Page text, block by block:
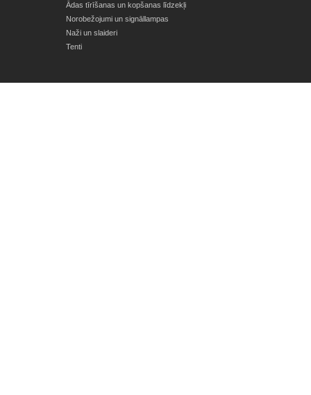
Ādas tīrīšanas un kopšanas līdzekļi
Norobežojumi un signāllampas
Naži un slaideri
Tenti